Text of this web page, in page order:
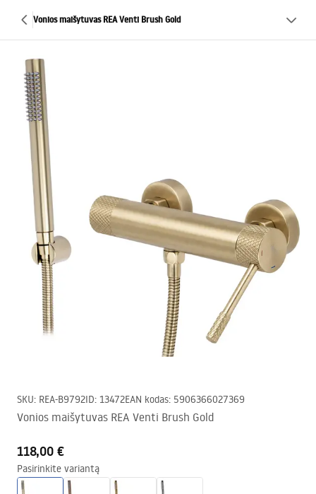
Vonios maišytuvas REA Venti Brush Gold
SKU: REA-B9792ID: 13472EAN kodas: 5906366027369
Vonios maišytuvas REA Venti Brush Gold
118,00 €
Pasirinkite variantą